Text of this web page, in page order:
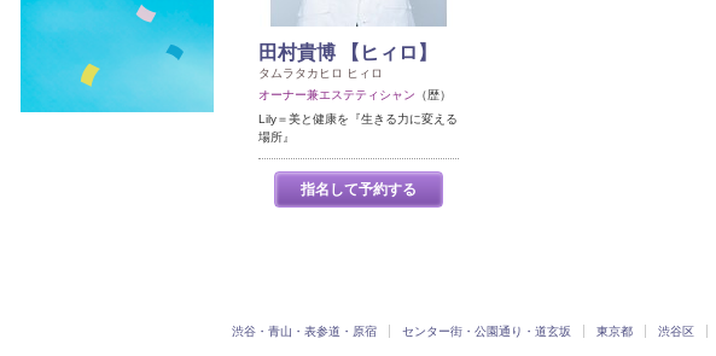
田村貴博 【ヒィロ】
タムラタカヒロ ヒィロ
オーナー兼エステティシャン （歴）
Lily＝美と健康を『生きる力に変える
場所』
指名して予約する
渋谷・青山・表参道・原宿 センター街・公園通り・道玄坂 東京都 渋谷区